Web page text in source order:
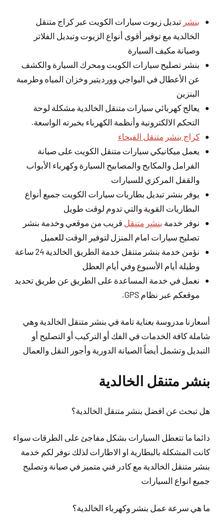
بنشر تبديل زيوت سيارات الكويت عبر كراج متنقل
الخالدية مع توفير أقوى أنواع الزيوت وتبديل الفلاتر
وصيانة مكيف السيارة
بنشر تصليح سيارات الكويت ومحرك السيارة والكشف
عن الأعطال في البواجي وورديتير وخزان المياه وطرمبة
البنزين
يعالج كهربائي سيارات متنقل الخالدية مشكلة لوحة
التحكم الالكترونية وأنظمة الكهرباء بخبرته الواسعة.
كراج بنشر متنقل الفيحاء
يعمل ميكانيكي سيارات متنقل الكويت على صيانة
الفرامل والمكابح والمصابيح السيارة وكهرباء الأبواب
والقفل المركزي للسيارات
يوفر بنشر تبديل بطاريات سيارات الكويت جميع أنواع
البطاريات القوية والتي تدوم لوقت طويل
نوفر خدمة بنشر متنقل قريب من موقعي وخدمة بنشر
تصليح سيارات امام المنزل لتوفير الوقت للعميل
نؤمن خدمة بنشر متنقل خدمة الطريق الخالدية 24 ساعة
وطيلة أيام الأسبوع وفي أيام العطل
نعمل في خدمة المساعدة على الطريق عن طريق تحديد
موقعكم عبر نظام GPS.
أسعارنا مدروسة بعناية تامة في بنشر متنقل الخالدية وهي
شاملة كافة الخدمات في الفك أو التركيب أو التصليح أو
التبديل وتشمل أيضاً الصيانة الدورية وأجور النقل والعمال
بنشر متنقل الخالدية
هل تبحث عن افضل بنشر متنقل الخالدية؟
دائما ما تتعطل السيارات بشكل مفاجئ على الطرقات سواء
كانت المشكلة بالبطارية او الاطارات لذلك نوفر لكم خدمة
بنشر متنقل الخالدية مع كادر فني متميز في صيانة وتصليح
جميع انواع السيارات
ما هي سرعة عمل بنشر وكهرباء الخالدية؟